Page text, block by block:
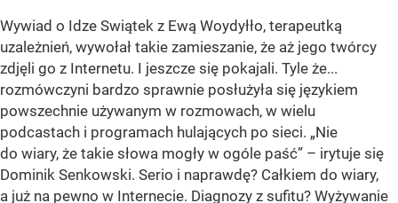
Wywiad o Idze Swiątek z Ewą Woydyłło, terapeutką
uzależnień, wywołał takie zamieszanie, że aż jego twórcy
zdjęli go z Internetu. I jeszcze się pokajali. Tyle że...
rozmówczyni bardzo sprawnie posłużyła się językiem
powszechnie używanym w rozmowach, w wielu
podcastach i programach hulających po sieci. „Nie
do wiary, że takie słowa mogły w ogóle paść” – irytuje się
Dominik Senkowski. Serio i naprawdę? Całkiem do wiary,
a już na pewno w Internecie. Diagnozy z sufitu? Wyżywanie